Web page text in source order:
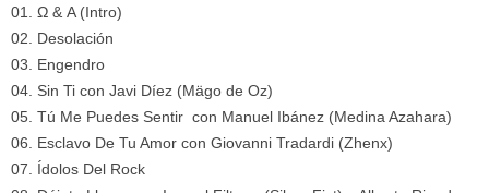
01. Ω & A (Intro)
02. Desolación
03. Engendro
04. Sin Ti con Javi Díez (Mägo de Oz)
05. Tú Me Puedes Sentir con Manuel Ibánez (Medina Azahara)
06. Esclavo De Tu Amor con Giovanni Tradardi (Zhenx)
07. Ídolos Del Rock